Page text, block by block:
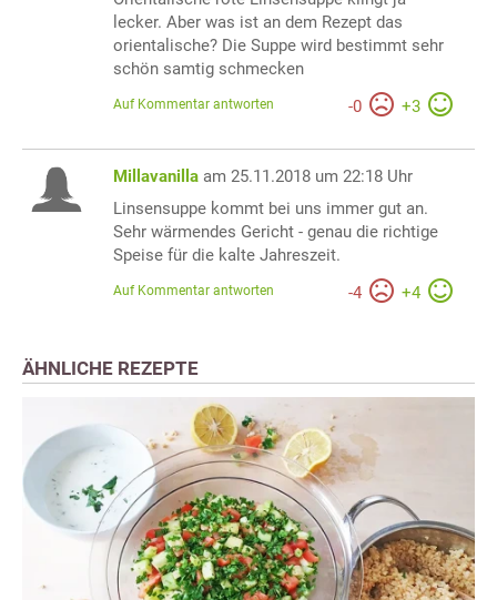
lecker. Aber was ist an dem Rezept das
orientalische? Die Suppe wird bestimmt sehr
schön samtig schmecken
-0 +3
Auf Kommentar antworten
Millavanilla am 25.11.2018 um 22:18 Uhr
Linsensuppe kommt bei uns immer gut an.
Sehr wärmendes Gericht - genau die richtige
Speise für die kalte Jahreszeit.
-4 +4
Auf Kommentar antworten
ÄHNLICHE REZEPTE